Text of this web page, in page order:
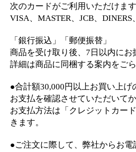
次のカードがご利用いただけます
VISA、MASTER、JCB、
「銀行振込」「郵便振替」
商品を受け取り後、7日以内にお
詳細は商品に同梱する案内をごら
●合計額30,000円以上お買い上げ
お支払を確認させていただいて
お支払方法は「クレジットカー
きます。
●ご注文に際して、弊社からお